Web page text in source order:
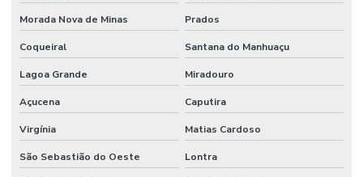
Morada Nova de Minas Prados
Coqueiral Santana do Manhuaçu
Lagoa Grande Miradouro
Açucena Caputira
Virgínia Matias Cardoso
São Sebastião do Oeste Lontra